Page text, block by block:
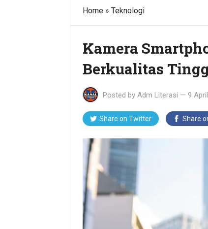
Home » Teknologi
Kamera
Berkualitas
Posted by Adm Literasi — 9
Share on Twitter Share